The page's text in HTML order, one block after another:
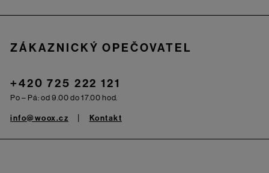
ZÁKAZNICKÝ OPEČOVATEL
+420 725 222 121
Po – Pá: od 9.00 do 17.00 hod.
info@woox.cz Kontakt